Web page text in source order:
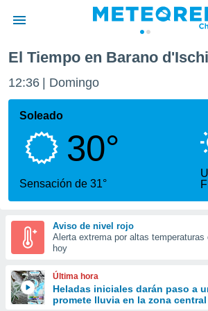
de
por
que se
calidad.
a este
las
y
forma
digital
basada
El Tiempo en Barano
12:36 Domingo
Soleado
30°
Sensación de 31°
Aviso de nivel rojo
Alerta extrema por altas temperaturas
hoy
Última hora
Heladas iniciales darán paso a
promete lluvia en la zona central